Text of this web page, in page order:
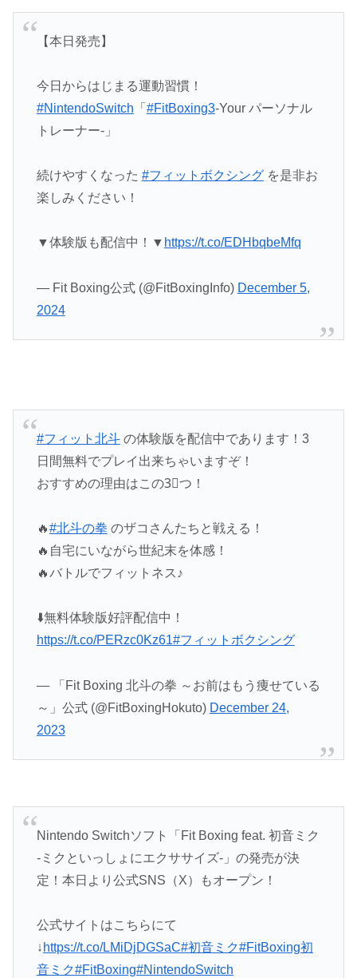
【本日発売】
今日からはじまる運動習慣！
#NintendoSwitch 「 #FitBoxing3-Your パーソナル
トレーナー‐」
続けやすくなった #フィットボクシングを是非お
楽しみください！
▼体験版も配信中！▼ https://t.co/EDHbqbeMfq
— Fit Boxing公式 (@FitBoxingInfo) December 5,
2024
#フィット北斗の体験版を配信中であります！3
日間無料でプレイ出来ちゃいますぞ！
おすすめの理由はこの3⃣つ！
🔥#北斗の拳 のザコさんたちと戦える！
🔥自宅にいながら世紀末を体感！
🔥バトルでフィットネス♪
⬇️無料体験版好評配信中！
https://t.co/PERzc0Kz61#フィットボクシング
— 「Fit Boxing 北斗の拳 ～お前はもう痩せている
～」公式 (@FitBoxingHokuto) December 24,
2023
Nintendo Switchソフト「Fit Boxing feat. 初音ミク
-ミクといっしょにエクササイズ-」の発売が決
定！本日より公式SNS（X）もオープン！
公式サイトはこちらにて
↓ https://t.co/LMiDjDGSaC#初音ミク#FitBoxing初
音ミク#FitBoxing#NintendoSwitch